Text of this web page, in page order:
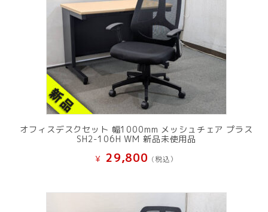
オフィスデスクセット 幅1000mm メッシュチェア プラス
SH2-106H WM 新品未使用品
¥ 29,800 (税込）